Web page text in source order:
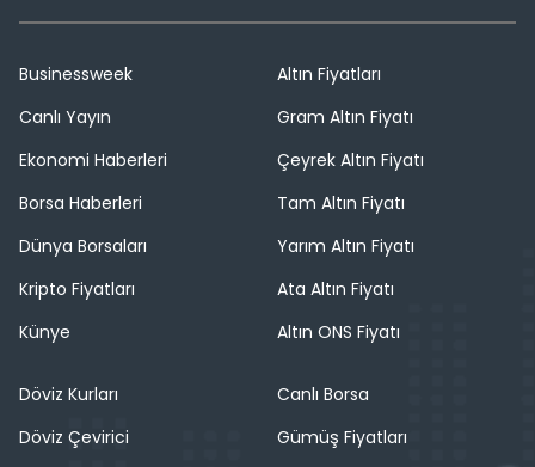
Businessweek
Canlı Yayın
Ekonomi Haberleri
Borsa Haberleri
Dünya Borsaları
Kripto Fiyatları
Künye
Altın Fiyatları
Gram Altın Fiyatı
Çeyrek Altın Fiyatı
Tam Altın Fiyatı
Yarım Altın Fiyatı
Ata Altın Fiyatı
Altın ONS Fiyatı
Döviz Kurları
Döviz Çevirici
Canlı Borsa
Gümüş Fiyatları